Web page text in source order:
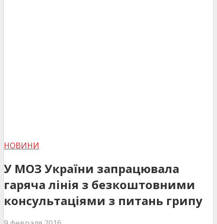
НОВИНИ
У МОЗ України запрацювала
гаряча лінія з безкоштовними
консультаціями з питань грипу